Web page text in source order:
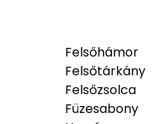
Felsőhámor
Felsőtárkány
Felsőzsolca
Füzesabony